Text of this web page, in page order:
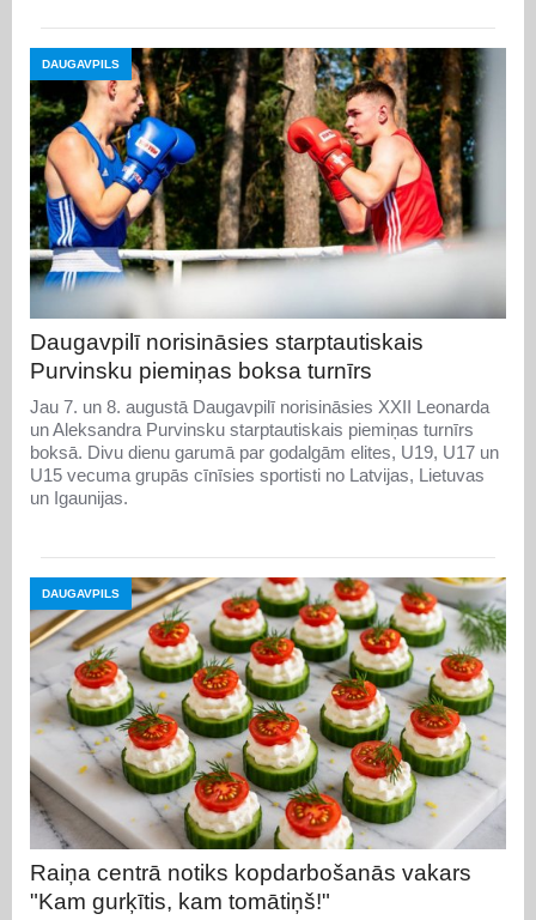
DAUGAVPILS
Daugavpilī norisināsies starptautiskais
Purvinsku piemiņas boksa turnīrs
Jau 7. un 8. augustā Daugavpilī norisināsies XXII Leonarda
un Aleksandra Purvinsku starptautiskais piemiņas turnīrs
boksā. Divu dienu garumā par godalgām elites, U19, U17 un
U15 vecuma grupās cīnīsies sportisti no Latvijas, Lietuvas
un Igaunijas.
DAUGAVPILS
Raiņa centrā notiks kopdarbošanās vakars
"Kam gurķītis, kam tomātiņš!"